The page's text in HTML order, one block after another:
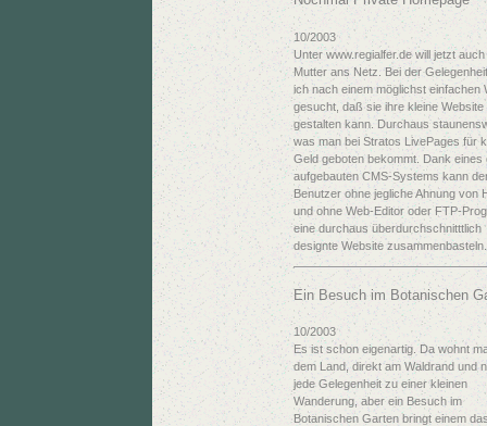
10/2003
Unter www.regialfer.de will jetzt
Mutter ans Netz. Bei der
ich nach einem möglichst einfachen
gesucht, daß sie ihre kleine Website
gestalten kann. Durchaus
was man bei Stratos LivePages für
Geld geboten bekommt. Dank eines
aufgebauten CMS-Systems kann
Benutzer ohne jegliche Ahnung von
und ohne Web-Editor oder FTP-
eine durchaus überdurchschnitttlich
designte Website zusammenbasteln.
Ein Besuch im Botanischen
10/2003
Es ist schon eigenartig. Da wohnt
dem Land, direkt am Waldrand und
jede Gelegenheit zu einer kleinen
Wanderung, aber ein Besuch im
Botanischen Garten bringt einem